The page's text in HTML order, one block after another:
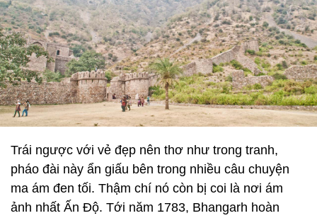
Trái ngược với vẻ đẹp nên thơ như trong tranh,
pháo đài này ẩn giấu bên trong nhiều câu chuyện
ma ám đen tối. Thậm chí nó còn bị coi là nơi ám
ảnh nhất Ấn Độ. Tới năm 1783, Bhangarh hoàn